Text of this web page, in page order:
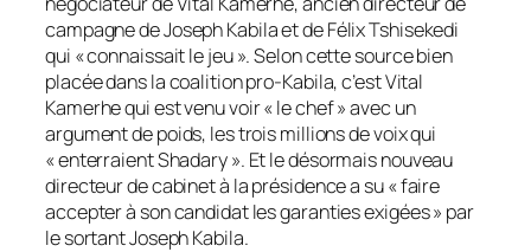
campagne de Joseph Kabila et de Félix Tshisekedi
qui «connaissait le jeu». Selon cette source bien
placée dans la coalition pro-Kabila, c’est Vital
Kamerhe qui est venu voir «le chef» avec un
argument de poids, les trois millions de voix qui
«enterraient Shadary». Et le désormais nouveau
directeur de cabinet à la présidence a su «faire
accepter à son candidat les garanties exigées» par
le sortant Joseph Kabila.